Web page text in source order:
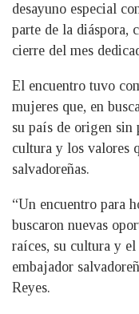
desayuno especial
parte de la diáspora,
cierre del mes
El encuentro tuvo
mujeres que, en
su país de origen sin
cultura y los valores
salvadoreñas.
“Un encuentro para
buscaron nuevas
raíces, su cultura y
embajador
Reyes.